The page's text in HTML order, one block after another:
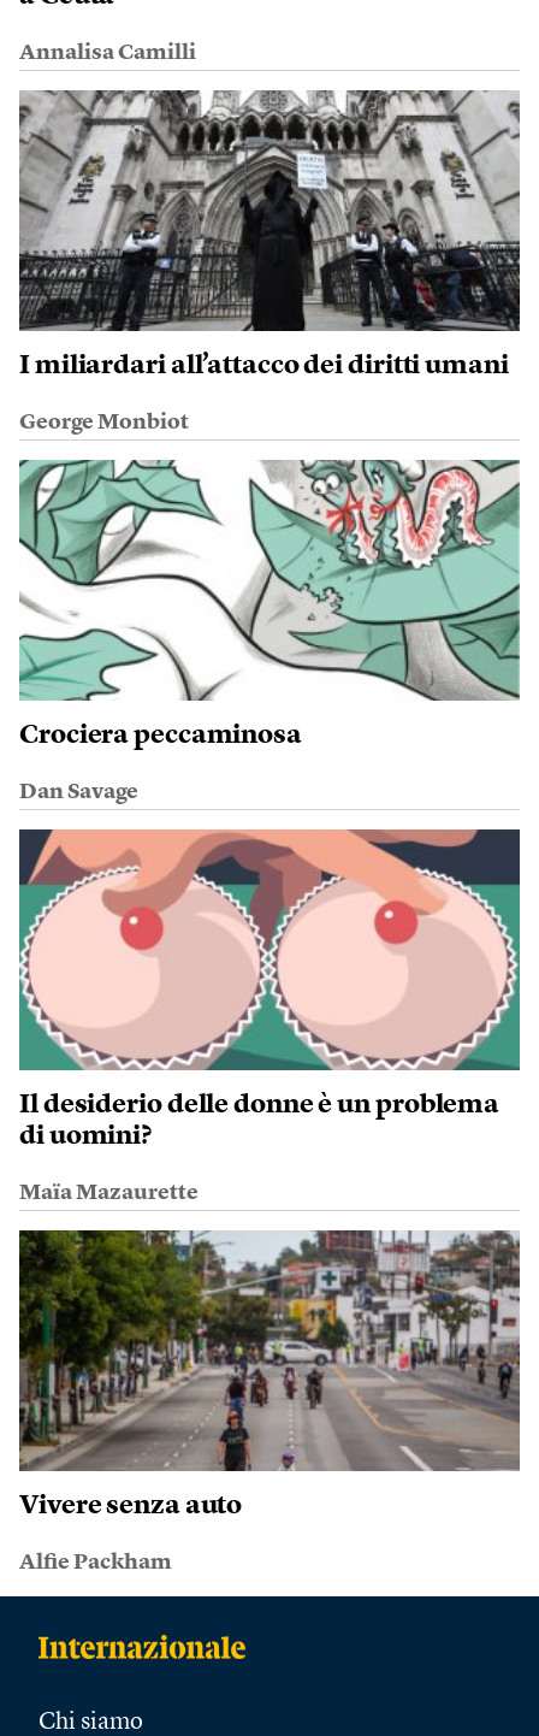
Annalisa Camilli
I miliardari all’attacco dei diritti umani
George Monbiot
Crociera peccaminosa
Dan Savage
Il desiderio delle donne è un problema
di uomini?
Maïa Mazaurette
Vivere senza auto
Alfie Packham
Chi siamo